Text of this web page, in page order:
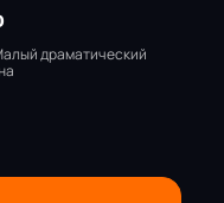
драматический